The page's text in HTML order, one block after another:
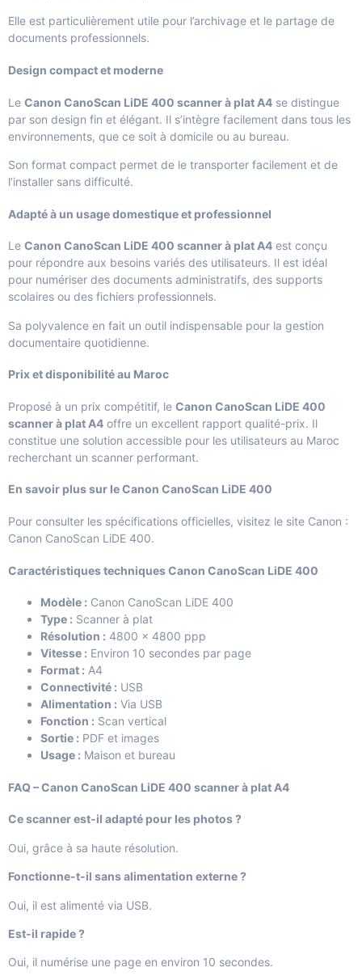
Elle est particulièrement utile pour l’archivage et le partage de
documents professionnels.
Design compact et moderne
Le Canon CanoScan LiDE 400 scanner à plat A4 se distingue
par son design fin et élégant. Il s’intègre facilement dans tous les
environnements, que ce soit à domicile ou au bureau.
Son format compact permet de le transporter facilement et de
l’installer sans difficulté.
Adapté à un usage domestique et professionnel
Le Canon CanoScan LiDE 400 scanner à plat A4 est conçu
pour répondre aux besoins variés des utilisateurs. Il est idéal
pour numériser des documents administratifs, des supports
scolaires ou des fichiers professionnels.
Sa polyvalence en fait un outil indispensable pour la gestion
documentaire quotidienne.
Prix et disponibilité au Maroc
Proposé à un prix compétitif, le Canon CanoScan LiDE 400
scanner à plat A4 offre un excellent rapport qualité-prix. Il
constitue une solution accessible pour les utilisateurs au Maroc
recherchant un scanner performant.
En savoir plus sur le Canon CanoScan LiDE 400
Pour consulter les spécifications officielles, visitez le site Canon :
Canon CanoScan LiDE 400.
Caractéristiques techniques Canon CanoScan LiDE 400
Modèle : Canon CanoScan LiDE 400
Type : Scanner à plat
Résolution : 4800 × 4800 ppp
Vitesse : Environ 10 secondes par page
Format : A4
Connectivité : USB
Alimentation : Via USB
Fonction : Scan vertical
Sortie : PDF et images
Usage : Maison et bureau
FAQ – Canon CanoScan LiDE 400 scanner à plat A4
Ce scanner est-il adapté pour les photos ?
Oui, grâce à sa haute résolution.
Fonctionne-t-il sans alimentation externe ?
Oui, il est alimenté via USB.
Est-il rapide ?
Oui, il numérise une page en environ 10 secondes.